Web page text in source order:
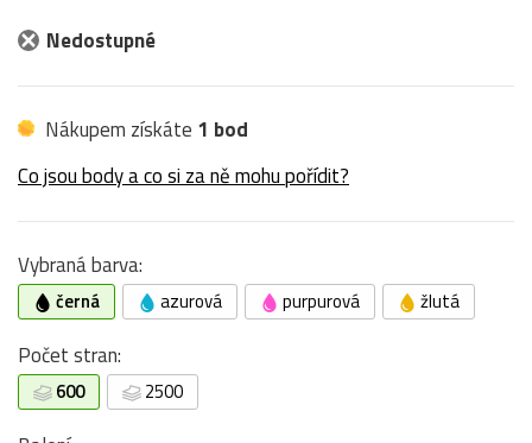
Nedostupné
Nákupem získáte 1 bod
Co jsou body a co si za ně mohu pořídit?
Vybraná barva:
černá azurová purpurová žlutá
Počet stran:
600 2500